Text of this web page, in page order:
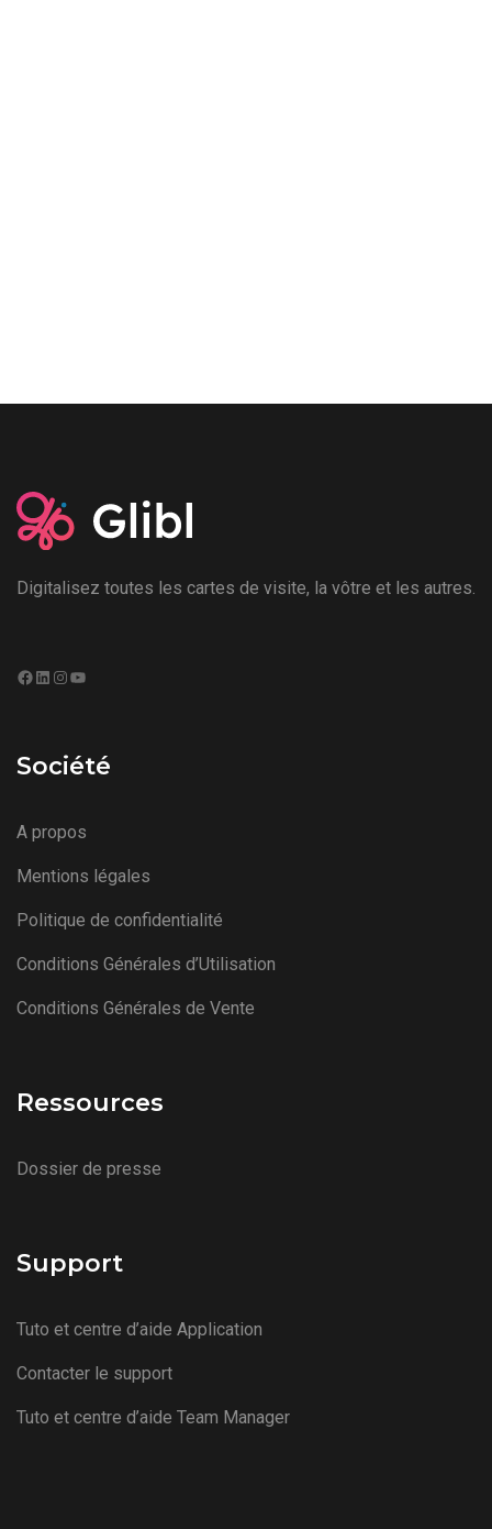
Digitalisez toutes les cartes de visite, la vôtre et les autres.
Société
A propos
Mentions légales
Politique de confidentialité
Conditions Générales d’Utilisation
Conditions Générales de Vente
Ressources
Dossier de presse
Support
Tuto et centre d’aide Application
Contacter le support
Tuto et centre d’aide Team Manager